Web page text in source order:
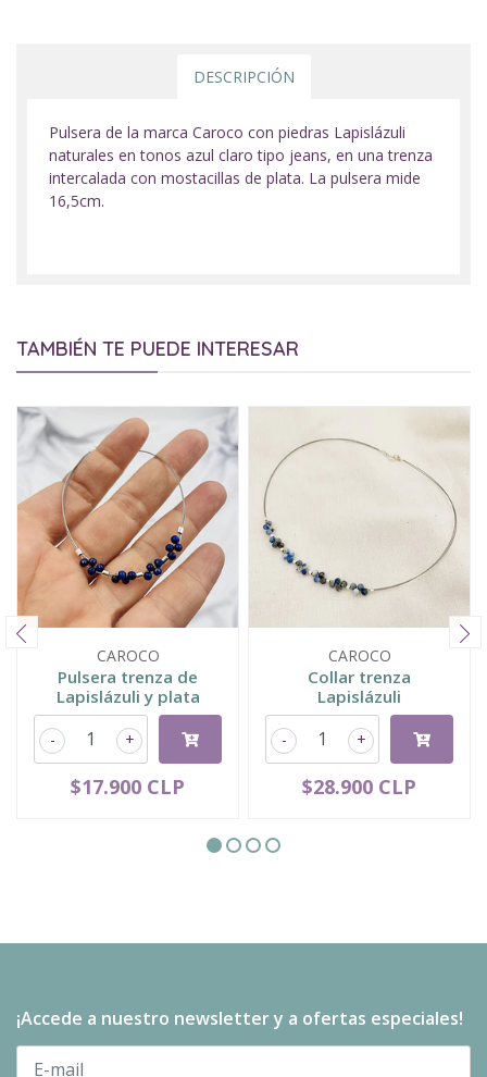
DESCRIPCIÓN
Pulsera de la marca Caroco con piedras Lapislázuli
naturales en tonos azul claro tipo jeans, en una trenza
intercalada con mostacillas de plata. La pulsera mide
16,5cm.
TAMBIÉN TE PUEDE INTERESAR
CAROCO
Pulsera trenza de
Lapislázuli y plata
+
-
$17.900 CLP
CAROCO
Collar trenza
Lapislázuli
+
-
$28.900 CLP
¡Accede a nuestro newsletter y a ofertas especiales!